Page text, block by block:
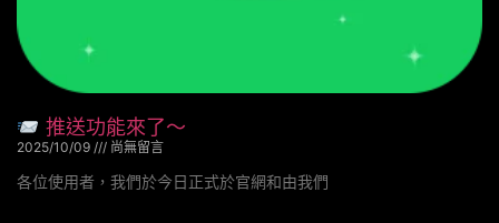
推送功能來了～
2025/10/09 尚無留言
各位使用者，我們於今日正式於官網和由我們